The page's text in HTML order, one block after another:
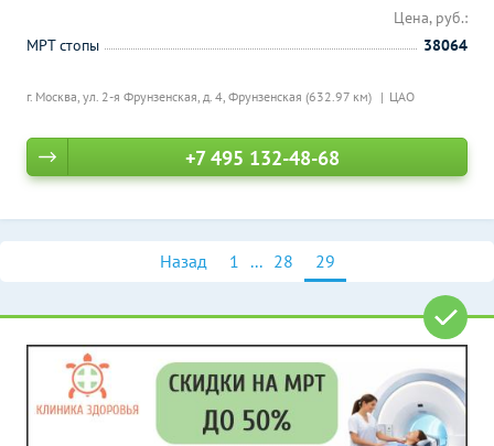
г. Москва, ул. 2-я Фрунзенская, д. 4, Фрунзенская (632.97 км) ЦАО
Цена, руб.:
МРТ стопы
38064
+7 495 132-48-68
Назад 1 ... 28 29